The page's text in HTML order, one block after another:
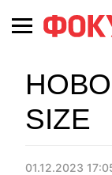
SIZE
01.12.2023